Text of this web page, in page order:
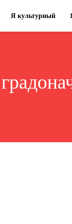
Я культурный